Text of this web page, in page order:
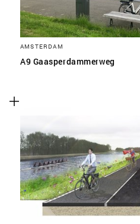
AMSTERDAM
A9 Gaasperdammerweg